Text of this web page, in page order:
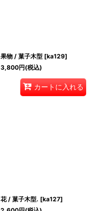
果物 / 菓子木型 [ka129]
3,800円(税込)
カートに入れる
花 / 菓子木型. [ka127]